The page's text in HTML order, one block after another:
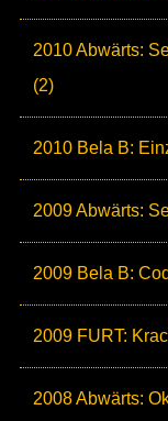
2010 Abwärts:
(2)
2010 Bela B:
2009 Abwärts:
2009 Bela B:
2009 FURT:
2008 Abwärts: